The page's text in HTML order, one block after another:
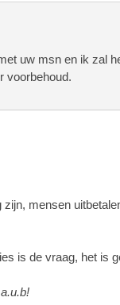
uw msn en ik zal
voorbehoud.
zijn, mensen
is de vraag, het is